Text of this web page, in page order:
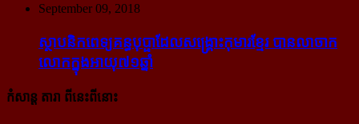
September 09, 2018
ស្ថាបនិក​ពេទ្យ​គន្ធបុប្ផា​ដែល​សង្គ្រោះ​កុមារ​ខ្មែរ​ បាន​លាចាក​
លោក​ក្នុង​អាយុ​៧១ឆ្នាំ
កំសាន្ដ តារា ពីនេះពីនោះ